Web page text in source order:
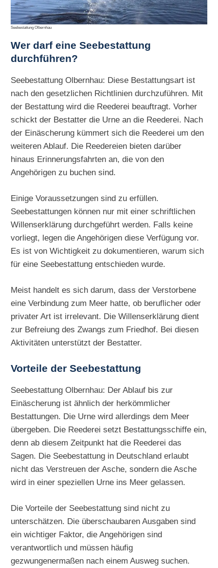
Seebestattung Olbernhau
Wer darf eine Seebestattung
durchführen?
Seebestattung Olbernhau: Diese Bestattungsart ist
nach den gesetzlichen Richtlinien durchzuführen. Mit
der Bestattung wird die Reederei beauftragt. Vorher
schickt der Bestatter die Urne an die Reederei. Nach
der Einäscherung kümmert sich die Reederei um den
weiteren Ablauf. Die Reedereien bieten darüber
hinaus Erinnerungsfahrten an, die von den
Angehörigen zu buchen sind.
Einige Voraussetzungen sind zu erfüllen.
Seebestattungen können nur mit einer schriftlichen
Willenserklärung durchgeführt werden. Falls keine
vorliegt, legen die Angehörigen diese Verfügung vor.
Es ist von Wichtigkeit zu dokumentieren, warum sich
für eine Seebestattung entschieden wurde.
Meist handelt es sich darum, dass der Verstorbene
eine Verbindung zum Meer hatte, ob beruflicher oder
privater Art ist irrelevant. Die Willenserklärung dient
zur Befreiung des Zwangs zum Friedhof. Bei diesen
Aktivitäten unterstützt der Bestatter.
Vorteile der Seebestattung
Seebestattung Olbernhau: Der Ablauf bis zur
Einäscherung ist ähnlich der herkömmlicher
Bestattungen. Die Urne wird allerdings dem Meer
übergeben. Die Reederei setzt Bestattungsschiffe ein,
denn ab diesem Zeitpunkt hat die Reederei das
Sagen. Die Seebestattung in Deutschland erlaubt
nicht das Verstreuen der Asche, sondern die Asche
wird in einer speziellen Urne ins Meer gelassen.
Die Vorteile der Seebestattung sind nicht zu
unterschätzen. Die überschaubaren Ausgaben sind
ein wichtiger Faktor, die Angehörigen sind
verantwortlich und müssen häufig
gezwungenermaßen nach einem Ausweg suchen.